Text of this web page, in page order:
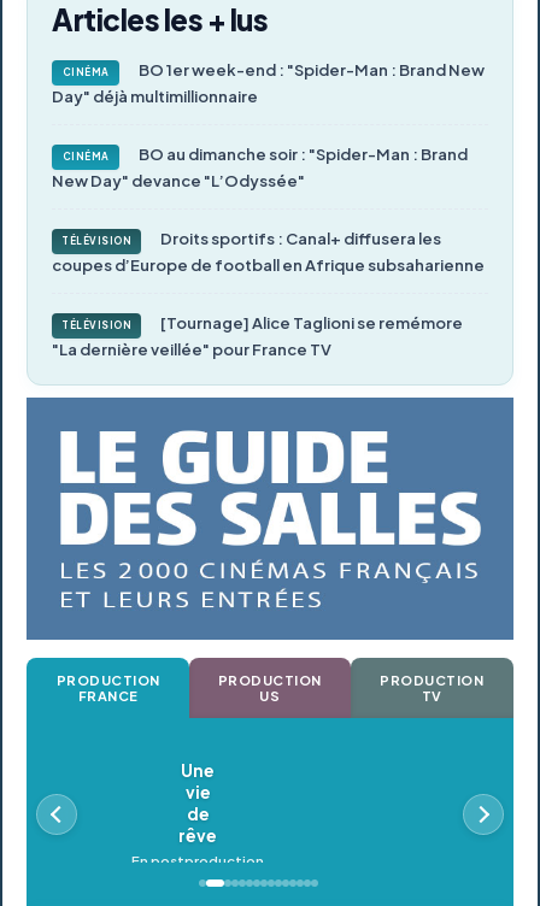
Articles les + lus
CINÉMA
BO 1er week-end : "Spider-Man : Brand New
Day" déjà multimillionnaire
CINÉMA
BO au dimanche soir : "Spider-Man : Brand
New Day" devance "L’Odyssée"
TÉLÉVISION
Droits sportifs : Canal+ diffusera les
coupes d’Europe de football en Afrique subsaharienne
TÉLÉVISION
[Tournage] Alice Taglioni se remémore
"La dernière veillée" pour France TV
PRODUCTION
FRANCE
PRODUCTION
US
PRODUCTION
TV
Oldeupe
En postproduction